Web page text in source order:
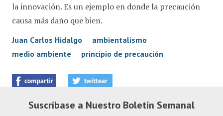
la innovación. Es un ejemplo en donde la precaución
causa más daño que bien.
Juan Carlos Hidalgo
ambientalismo
medio ambiente
principio de precaución
Suscríbase a Nuestro Boletín Semanal